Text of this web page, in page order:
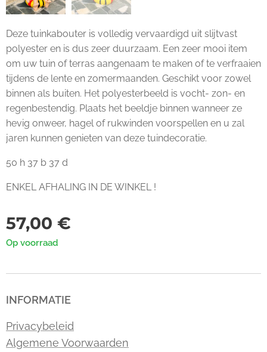
Deze tuinkabouter is volledig vervaardigd uit slijtvast
polyester en is dus zeer duurzaam. Een zeer mooi item
om uw tuin of terras aangenaam te maken of te verfraaien
tijdens de lente en zomermaanden. Geschikt voor zowel
binnen als buiten. Het polyesterbeeld is vocht- zon- en
regenbestendig. Plaats het beeldje binnen wanneer ze
hevig onweer, hagel of rukwinden voorspellen en u zal
jaren kunnen genieten van deze tuindecoratie.
50 h 37 b 37 d
ENKEL AFHALING IN DE WINKEL !
57,00 €
Op voorraad
INFORMATIE
Privacybeleid
Algemene Voorwaarden